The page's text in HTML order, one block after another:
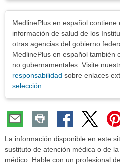
MedlinePlus en español contiene
información de salud de los
otras agencias del gobierno
MedlinePlus en español también
no gubernamentales. Visite
responsabilidad sobre enlaces
selección
La información disponible en este
sustituto de atención médica o de
médico. Hable con un profesional